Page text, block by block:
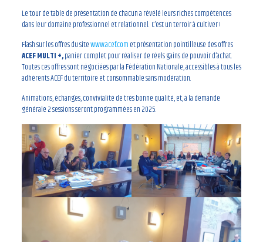
Le tour de table de présentation de chacun a révélé leurs riches compétences
dans leur domaine professionnel et relationnel. C’est un terroir à cultiver !
Flash sur les offres du sitewww.acef.com et présentation pointilleuse des offres
ACEF MULTI +,panier complet pour réaliser de réels gains de pouvoir d’achat.
Toutes ces offres sont négociées par la Fédération Nationale, accessibles à tous les
adhérents ACEF du territoire et consommable sans modération.
Animations, échanges, convivialité de très bonne qualité, et, à la demande
générale 2 sessions seront programmées en 2025.